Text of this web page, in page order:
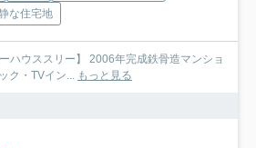
な住宅地
ハウススリー】 2006年完成鉄骨造マンショ
ク・TVイン... もっと見る